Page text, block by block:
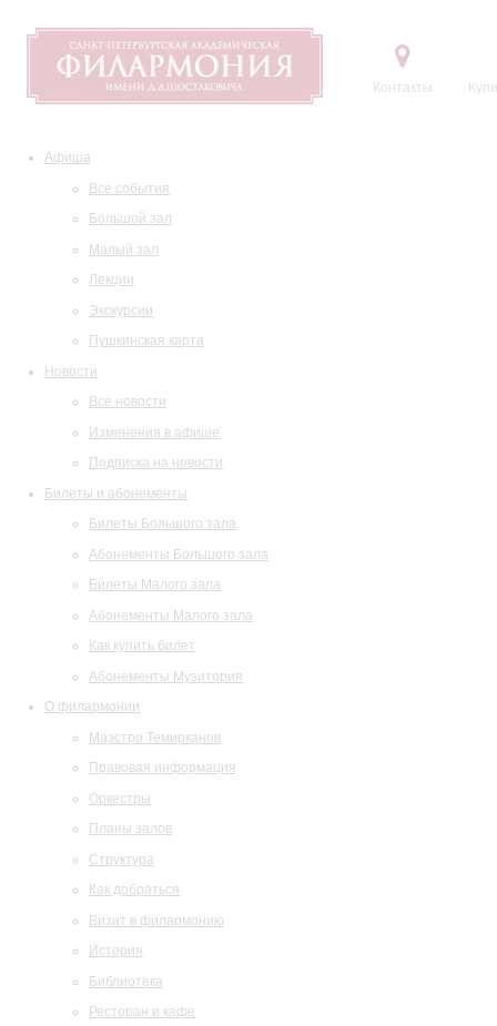
Контакты
Афиша
Все события
Большой зал
Малый зал
Лекции
Экскурсии
Пушкинская карта
Новости
Все новости
Изменения в афише
Подписка на новости
Билеты и абонементы
Билеты Большого зала
Абонементы Большого зала
Билеты Малого зала
Абонементы Малого зала
Как купить билет
Абонементы Музитория
О филармонии
Маэстро Темирканов
Правовая информация
Оркестры
Планы залов
Структура
Как добраться
Визит в филармонию
История
Библиотека
Ресторан и кафе